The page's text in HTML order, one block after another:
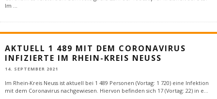
Im
AKTUELL 1 489 MIT DEM CORONAVIRUS
INFIZIERTE IM RHEIN-KREIS NEUSS
14. SEPTEMBER 2021
Im Rhein-Kreis Neuss ist aktuell bei 1 489 Personen (Vortag: 1 720) eine Infektion
mit dem Coronavirus nachgewiesen. Hiervon befinden sich 17 (Vortag: 22) in e